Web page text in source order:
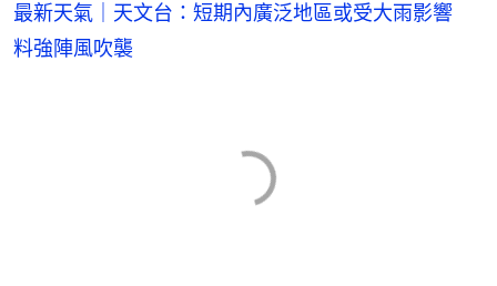
最新天氣｜天文台：短期內廣泛地區或受大雨影響
料強陣風吹襲